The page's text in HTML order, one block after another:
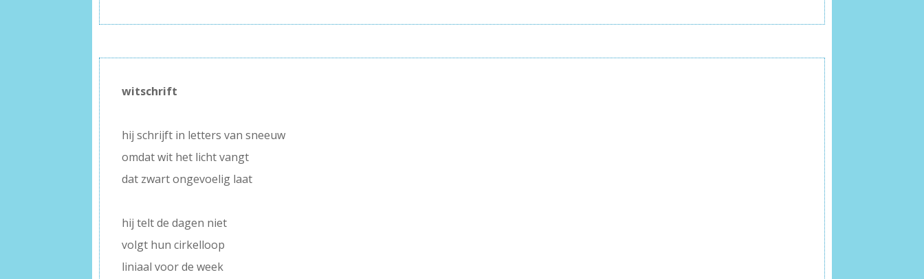
witschrift
hij schrijft in letters van sneeuw
omdat wit het licht vangt
dat zwart ongevoelig laat
hij telt de dagen niet
volgt hun cirkelloop
liniaal voor de week